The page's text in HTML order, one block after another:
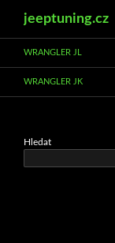
Přejít
k
obsahu
jeeptuning.cz
WRANGLER JL
WRANGLER JK
Hledat